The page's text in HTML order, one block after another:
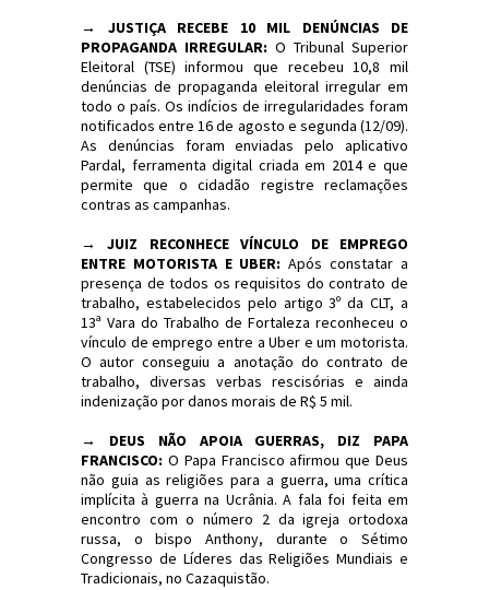
→ JUSTIÇA RECEBE 10 MIL DENÚNCIAS DE
PROPAGANDA IRREGULAR: O Tribunal Superior
Eleitoral (TSE) informou que recebeu 10,8 mil
denúncias de propaganda eleitoral irregular em
todo o país. Os indícios de irregularidades foram
notificados entre 16 de agosto e segunda (12/09).
As denúncias foram enviadas pelo aplicativo
Pardal, ferramenta digital criada em 2014 e que
permite que o cidadão registre reclamações
contras as campanhas.
→JUIZ RECONHECE VÍNCULO DE EMPREGO
ENTRE MOTORISTA E UBER: Após constatar a
presença de todos os requisitos do contrato de
trabalho, estabelecidos pelo artigo 3º da CLT, a
13ª Vara do Trabalho de Fortaleza reconheceu o
vínculo de emprego entre a Uber e um motorista.
O autor conseguiu a anotação do contrato de
trabalho, diversas verbas rescisórias e ainda
indenização por danos morais de R$ 5 mil.
→ DEUS NÃO APOIA GUERRAS, DIZ PAPA
FRANCISCO: O Papa Francisco afirmou que Deus
não guia as religiões para a guerra, uma crítica
implícita à guerra na Ucrânia. A fala foi feita em
encontro com o número 2 da igreja ortodoxa
russa, o bispo Anthony, durante o Sétimo
Congresso de Líderes das Religiões Mundiais e
Tradicionais, no Cazaquistão.